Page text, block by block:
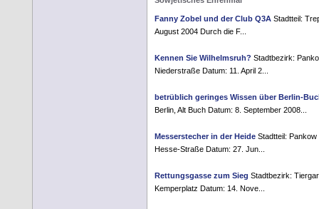
Fanny Zobel und der Club Q3A Stadtteil:
August 2004 Durch die F...
Kennen Sie Wilhelmsruh? Stadtbezirk:
Niederstraße Datum: 11. April 2...
betrüblich geringes Wissen über Berlin-
Berlin, Alt Buch Datum: 8. September 2008...
Messerstecher in der Heide Stadtteil:
Hesse-Straße Datum: 27. Jun...
Rettungsgasse zum Sieg Stadtbezirk:
Kemperplatz Datum: 14. Nove...